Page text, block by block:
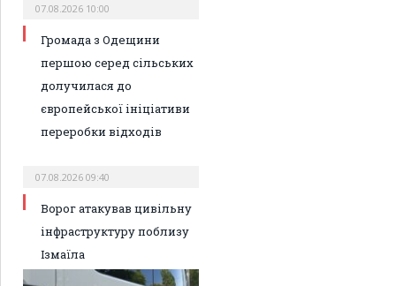
07.08.2026 10:00
Громада з Одещини
першою серед сільських
долучилася до
європейської ініціативи
переробки відходів
07.08.2026 09:40
Ворог атакував цивільну
інфраструктуру поблизу
Ізмаїла